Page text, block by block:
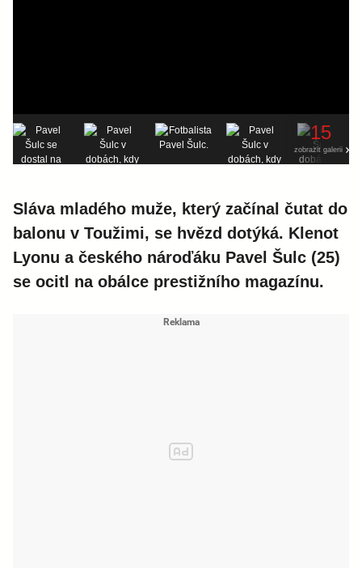
15
zobrazit galerii
Sláva mladého muže, který začínal čutat do
balonu v Toužimi, se hvězd dotýká. Klenot
Lyonu a českého nároďáku Pavel Šulc (25)
se ocitl na obálce prestižního magazínu.